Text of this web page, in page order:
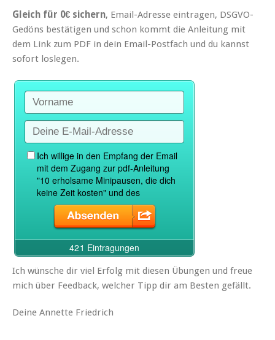
Gleich für 0€ sichern, Email-Adresse eintragen, DSGVO-
Gedöns bestätigen und schon kommt die Anleitung mit
dem Link zum PDF in dein Email-Postfach und du kannst
sofort loslegen.
Ich wünsche dir viel Erfolg mit diesen Übungen und freue
mich über Feedback, welcher Tipp dir am Besten gefällt.
Deine Annette Friedrich